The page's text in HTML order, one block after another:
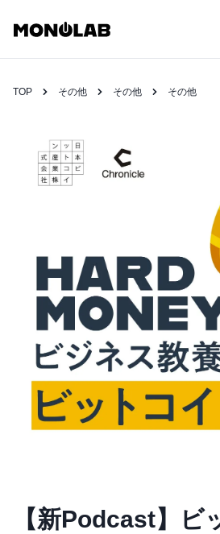
TOP その他 その他 その他
【新Podcast】ビ